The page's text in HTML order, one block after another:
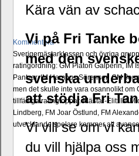
Kommentera
Sverigemästarklassen och övriga
ratingordning: GM Platon Galperin, IM
Pantzar, IM Hampus Sörensen GM
men det skulle inte vara osannolikt om
tillfälliga ratingtoppar. Mästar-Elit: IM
Lindberg, FM Joar Östlund, FM
utvecklande spelare kommer att
Kära vän av
Vi på Fri Tanke
med den
svenska
att stödja Fri
Vi vill se om vi
du vill hjälpa oss